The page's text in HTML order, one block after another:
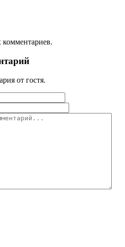
комментариев.
от гостя.